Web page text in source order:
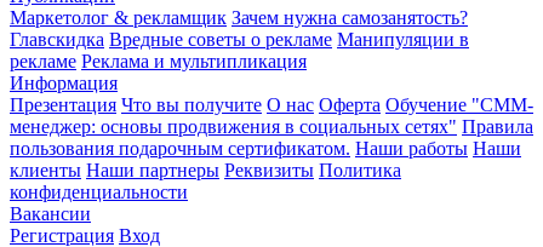
Маркетолог & рекламщик Зачем нужна самозанятость?
Главскидка Вредные советы о рекламе Манипуляции в
рекламе Реклама и мультипликация
Информация
Презентация Что вы получите О нас Оферта Обучение "СМM-
менеджер: основы продвижения в социальных сетях" Правила
пользования подарочным сертификатом. Наши работы Наши
клиенты Наши партнеры Реквизиты Политика
конфиденциальности
Вакансии
Регистрация Вход